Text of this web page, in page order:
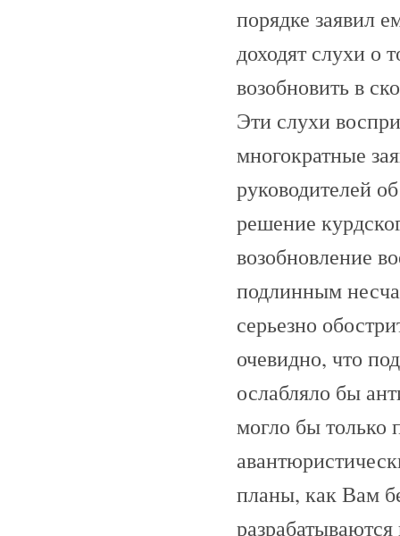
порядке заявил
доходят слухи о
возобновить в
Эти слухи
многократные
руководителей
решение
возобновление
подлинным
серьезно
очевидно, что
ослабляло бы
могло бы только
планы, как Вам